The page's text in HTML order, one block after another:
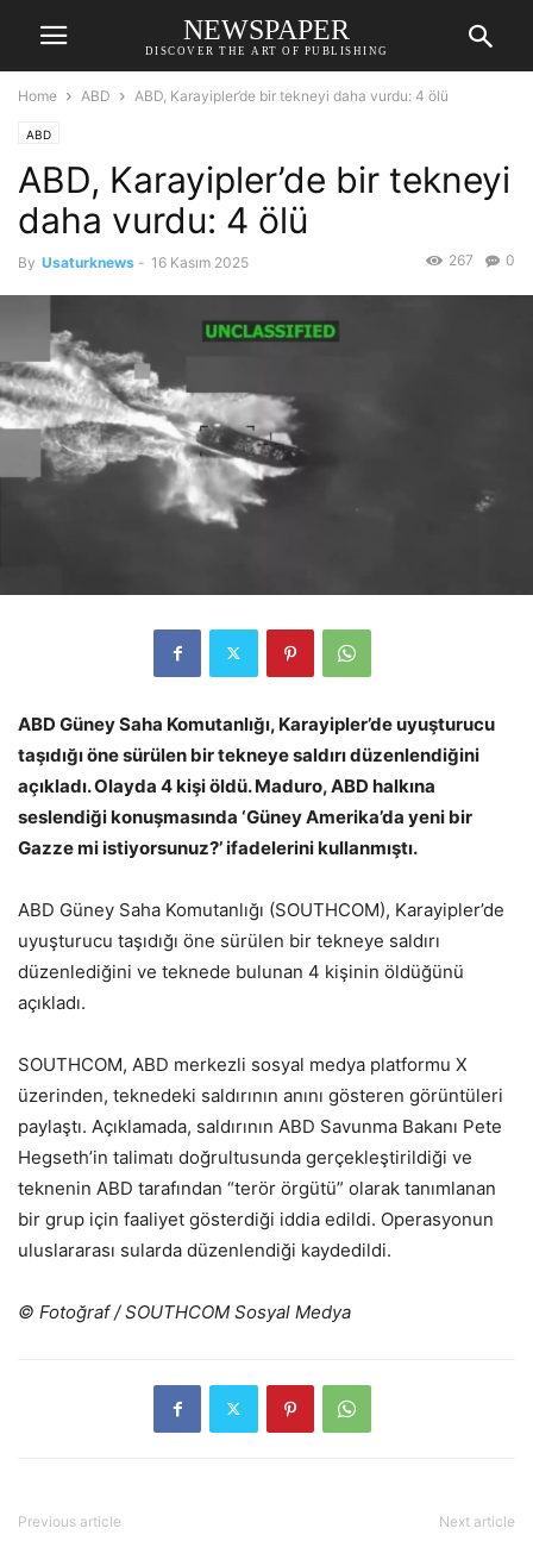
NEWSPAPER
DISCOVER THE ART OF PUBLISHING
Home ABD ABD, Karayipler’de bir tekneyi daha vurdu: 4 ölü
ABD
ABD, Karayipler’de bir tekneyi
daha vurdu: 4 ölü
By Usaturknews - 16 Kasım 2025 0
267
ABD Güney Saha Komutanlığı, Karayipler’de uyuşturucu
taşıdığı öne sürülen bir tekneye saldırı düzenlendiğini
açıkladı. Olayda 4 kişi öldü. Maduro, ABD halkına
seslendiği konuşmasında ‘Güney Amerika’da yeni bir
Gazze mi istiyorsunuz?’ ifadelerini kullanmıştı.
ABD Güney Saha Komutanlığı (SOUTHCOM), Karayipler’de
uyuşturucu taşıdığı öne sürülen bir tekneye saldırı
düzenlediğini ve teknede bulunan 4 kişinin öldüğünü
açıkladı.
SOUTHCOM, ABD merkezli sosyal medya platformu X
üzerinden, teknedeki saldırının anını gösteren görüntüleri
paylaştı. Açıklamada, saldırının ABD Savunma Bakanı Pete
Hegseth’in talimatı doğrultusunda gerçekleştirildiği ve
teknenin ABD tarafından “terör örgütü” olarak tanımlanan
bir grup için faaliyet gösterdiği iddia edildi. Operasyonun
uluslararası sularda düzenlendiği kaydedildi.
© Fotoğraf / SOUTHCOM Sosyal Medya
Previous article Next article